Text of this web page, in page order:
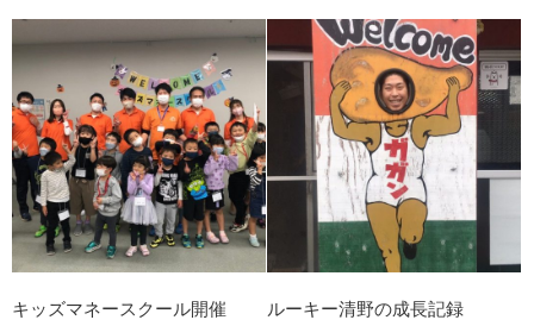
キッズマネースクール開催
ルーキー清野の成長記録